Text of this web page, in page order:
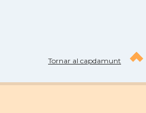
Tornar al capdamunt